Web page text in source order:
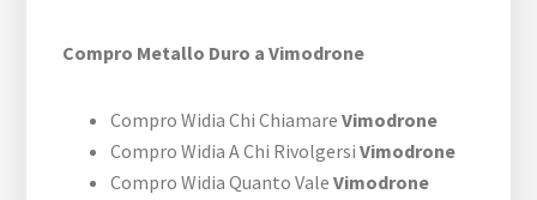
Compro Metallo Duro a Vimodrone
Compro Widia Chi ChiamareVimodrone
Compro Widia A Chi RivolgersiVimodrone
Compro Widia Quanto ValeVimodrone